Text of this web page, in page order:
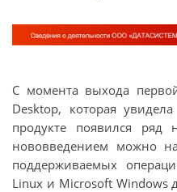
С момента выхода
Desktop, которая
продукте появился
нововведением можно
поддерживаемых
Linux и Microsoft Windows